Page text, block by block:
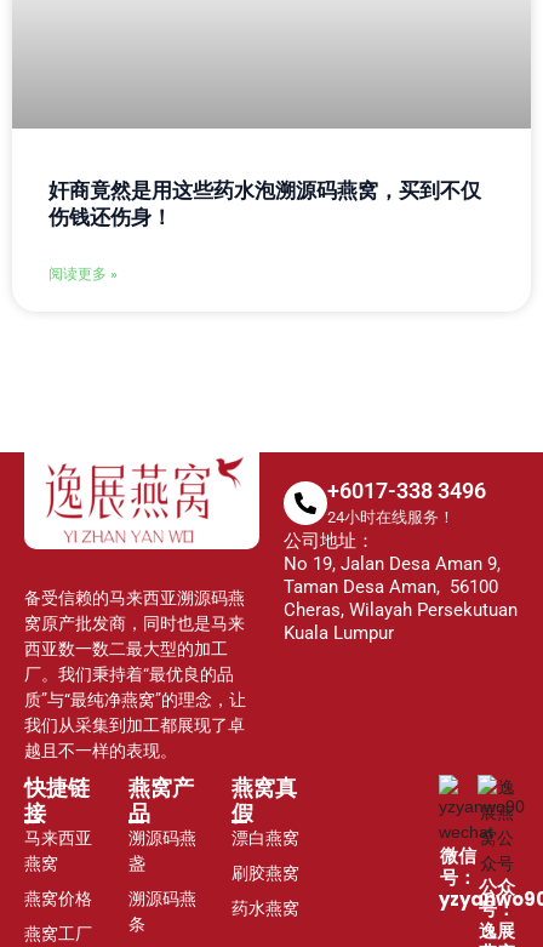
奸商竟然是用这些药水泡溯源码燕窝，买到不仅
伤钱还伤身！
阅读更多 »
备受信赖的马来西亚溯源码燕
窝原产批发商，同时也是马来
西亚数一数二最大型的加工
厂。我们秉持着“最优良的品
质”与“最纯净燕窝”的理念，让
我们从采集到加工都展现了卓
越且不一样的表现。
+6017-338 3496
24小时在线服务！
公司地址：
No 19, Jalan Desa Aman 9,
Taman Desa Aman, 56100
Cheras, Wilayah Persekutuan
Kuala Lumpur
快捷链
接
马来西亚
燕窝
燕窝价格
燕窝工厂
燕窝产
品
溯源码燕
盏
溯源码燕
条
燕窝真
假
漂白燕窝
刷胶燕窝
药水燕窝
微信
号： 公众
号：
逸展